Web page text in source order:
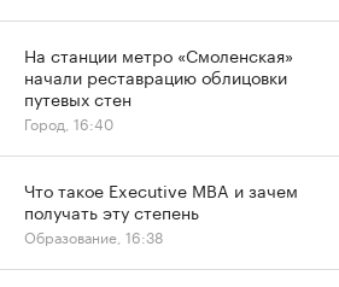
На станции метро «Смоленская»
начали реставрацию облицовки
путевых стен
Город, 16:40
Что такое Executive MBA и зачем
получать эту степень
Образование, 16:38